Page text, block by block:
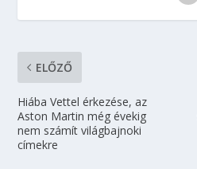
ELŐZŐ
Hiába Vettel érkezése, az
Aston Martin még évekig
nem számít világbajnoki
címekre